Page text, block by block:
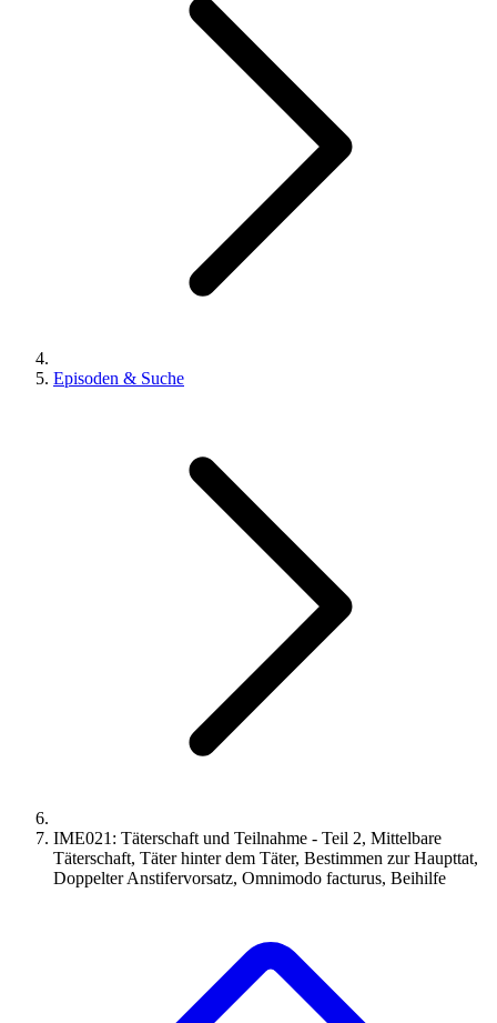
Episoden & Suche
IME021: Täterschaft und Teilnahme - Teil 2, Mittelbare
Täterschaft, Täter hinter dem Täter, Bestimmen zur Haupttat,
Doppelter Anstifervorsatz, Omnimodo facturus, Beihilfe